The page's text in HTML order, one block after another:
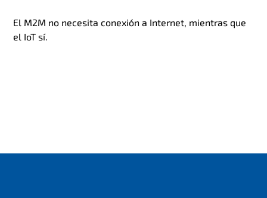
El M2M no necesita conexión a Internet, mientras que
el IoT sí.